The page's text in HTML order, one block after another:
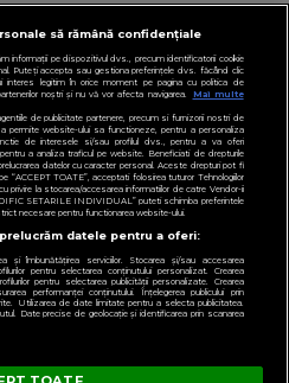
să rămână confidențiale
informații pe dispozitivul dvs., precum identificatorii cookie
Puteți accepta sau gestiona preferințele dvs. făcând clic
interes legitim în orice moment pe pagina cu politica de
noștri și nu vă vor afecta navigarea.
Mai multe
de publicitate partenere, precum si furnizorii nostri de
permite website-ului sa functioneze, pentru a personaliza
de interesele si/sau profilul dvs., pentru a va oferi
a analiza traficul pe website. Beneficiati de drepturile
datelor cu caracter personal. Aceste drepturi pot fi
“ACCEPT TOATE”, acceptati folosirea tuturor Tehnologiilor
privire la stocarea/accesarea informatiilor de catre Vendor-ii
SETARILE INDIVIDUAL” puteti schimba preferintele
necesare pentru functionarea website-ului.
datele pentru a oferi:
și îmbunătățirea serviciilor. Stocarea și/sau accesarea
pentru selectarea conținutului personalizat. Crearea
pentru selectarea publicității personalizate. Crearea
performanței conținutului. Înțelegerea publicului prin
Utilizarea de date limitate pentru a selecta publicitatea.
Date precise de geolocație și identificarea prin scanarea